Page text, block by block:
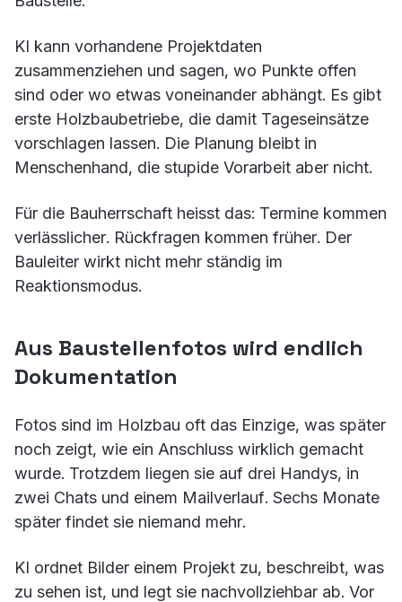
KI kann vorhandene Projektdaten
zusammenziehen und sagen, wo Punkte offen
sind oder wo etwas voneinander abhängt. Es gibt
erste Holzbaubetriebe, die damit Tageseinsätze
vorschlagen lassen. Die Planung bleibt in
Menschenhand, die stupide Vorarbeit aber nicht.
Für die Bauherrschaft heisst das: Termine kommen
verlässlicher. Rückfragen kommen früher. Der
Bauleiter wirkt nicht mehr ständig im
Reaktionsmodus.
Aus Baustellenfotos wird endlich
Dokumentation
Fotos sind im Holzbau oft das Einzige, was später
noch zeigt, wie ein Anschluss wirklich gemacht
wurde. Trotzdem liegen sie auf drei Handys, in
zwei Chats und einem Mailverlauf. Sechs Monate
später findet sie niemand mehr.
KI ordnet Bilder einem Projekt zu, beschreibt, was
zu sehen ist, und legt sie nachvollziehbar ab. Vor